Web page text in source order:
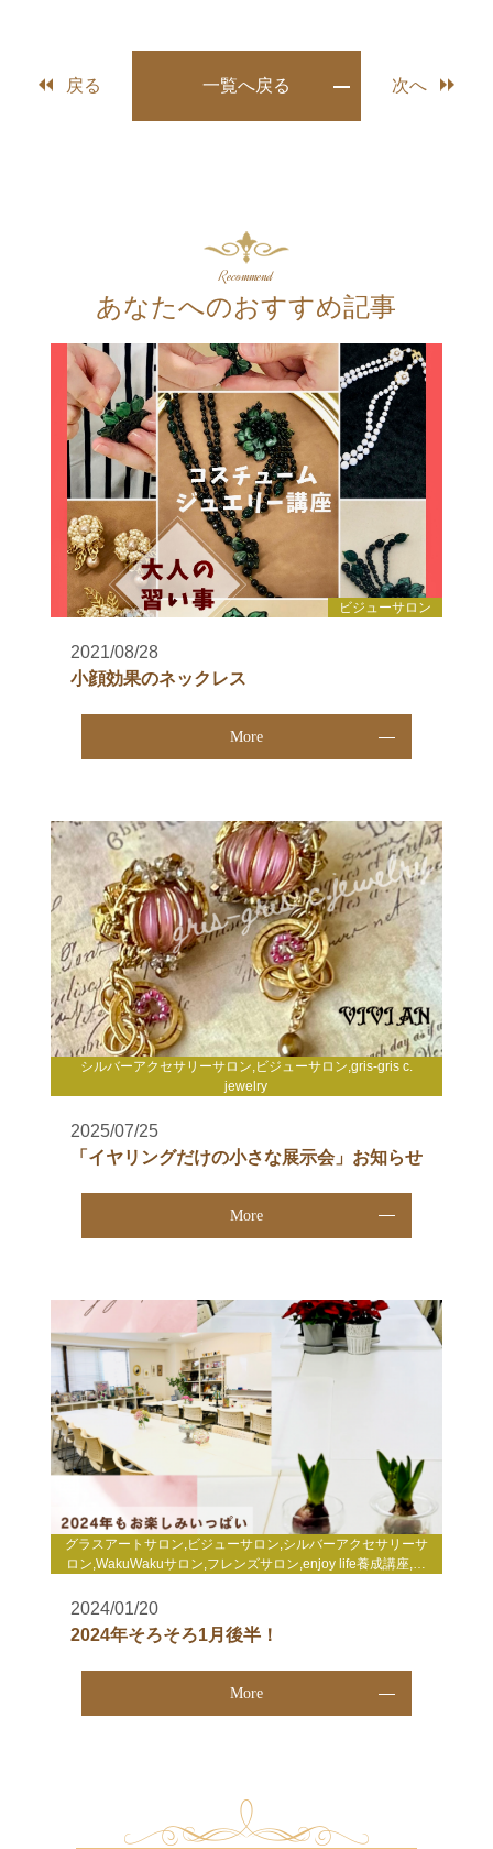
戻る 一覧へ戻る 次へ
Recommend
あなたへのおすすめ記事
ビジューサロン
2021/08/28
小顔効果のネックレス
More
シルバーアクセサリーサロン,ビジューサロン,gris-gris c.
jewelry
2025/07/25
「イヤリングだけの小さな展示会」お知らせ
More
グラスアートサロン,ビジューサロン,シルバーアクセサリーサ
ロン,WakuWakuサロン,フレンズサロン,enjoy life養成講座,自
2024/01/20
2024年そろそろ1月後半！
More